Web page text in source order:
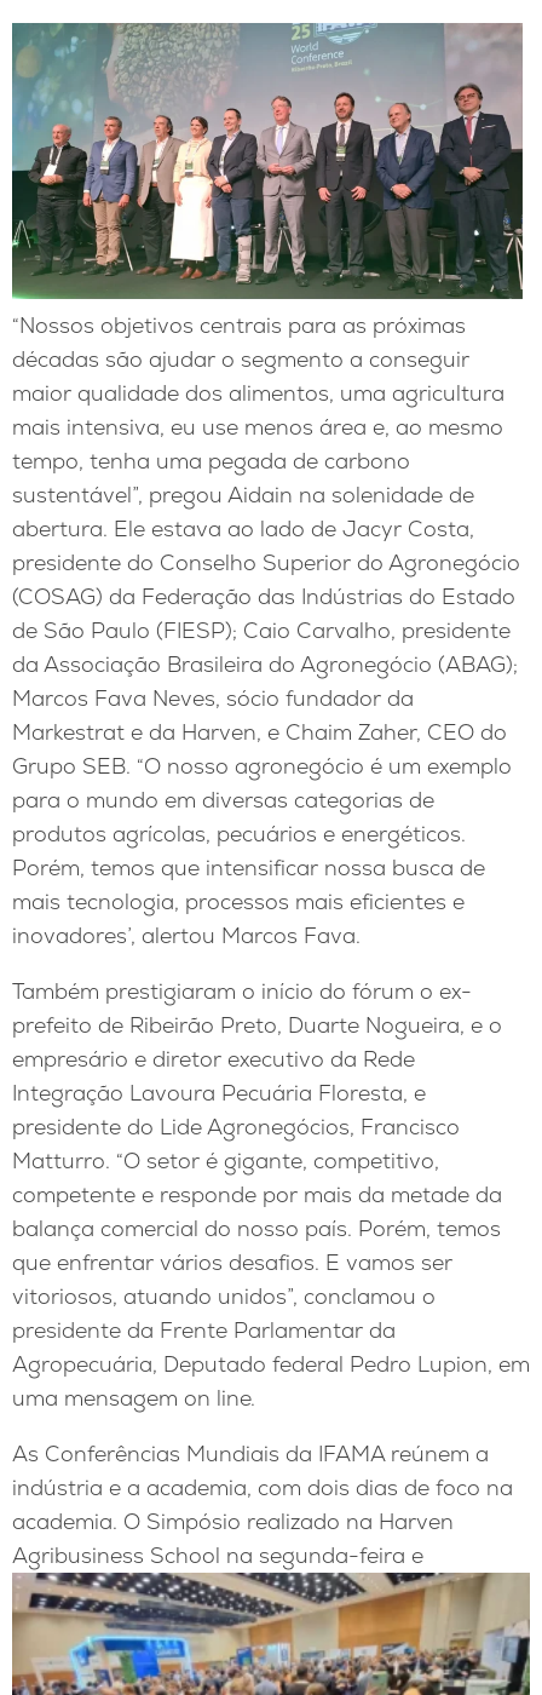
“Nossos objetivos centrais para as próximas
décadas são ajudar o segmento a conseguir
maior qualidade dos alimentos, uma agricultura
mais intensiva, eu use menos área e, ao mesmo
tempo, tenha uma pegada de carbono
sustentável”, pregou Aidain na solenidade de
abertura. Ele estava ao lado de Jacyr Costa,
presidente do Conselho Superior do Agronegócio
(COSAG) da Federação das Indústrias do Estado
de São Paulo (FIESP); Caio Carvalho, presidente
da Associação Brasileira do Agronegócio (ABAG);
Marcos Fava Neves, sócio fundador da
Markestrat e da Harven, e Chaim Zaher, CEO do
Grupo SEB. “O nosso agronegócio é um exemplo
para o mundo em diversas categorias de
produtos agrícolas, pecuários e energéticos.
Porém, temos que intensificar nossa busca de
mais tecnologia, processos mais eficientes e
inovadores’, alertou Marcos Fava.
Também prestigiaram o início do fórum o ex-
prefeito de Ribeirão Preto, Duarte Nogueira, e o
empresário e diretor executivo da Rede
Integração Lavoura Pecuária Floresta, e
presidente do Lide Agronegócios, Francisco
Matturro. “O setor é gigante, competitivo,
competente e responde por mais da metade da
balança comercial do nosso país. Porém, temos
que enfrentar vários desafios. E vamos ser
vitoriosos, atuando unidos”, conclamou o
presidente da Frente Parlamentar da
Agropecuária, Deputado federal Pedro Lupion, em
uma mensagem on line.
As Conferências Mundiais da IFAMA reúnem a
indústria e a academia, com dois dias de foco na
academia. O Simpósio realizado na Harven
Agribusiness School na segunda-feira e